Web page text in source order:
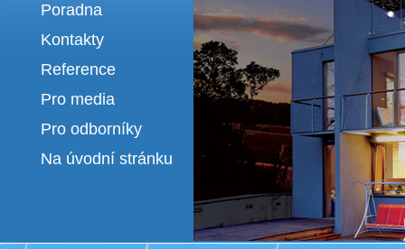
Poradna
Kontakty
Reference
Pro media
Pro odborníky
Na úvodní stránku